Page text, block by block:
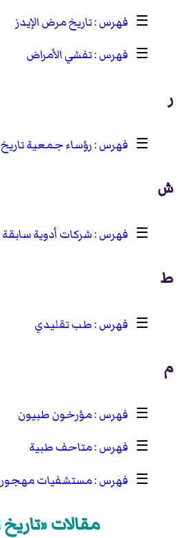
☰
تاريخ مرض الإيدز
☰
تفشي الأمراض
ر
☰ رؤساء جمعية
ش
☰ شركات أدوية سابقة
ط
☰ طب تقليدي
م
☰
مؤرخون طبيون
☰
متاحف طبية
☰
مستشفيات
مقالات